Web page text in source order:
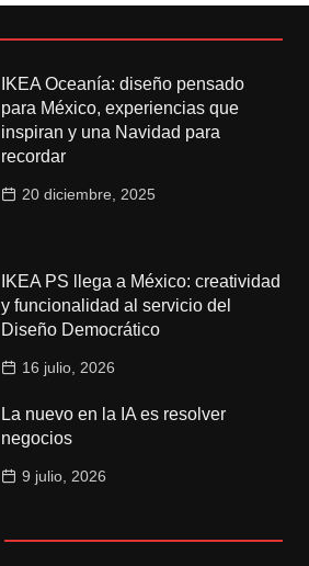
IKEA Oceanía: diseño pensado
para México, experiencias que
inspiran y una Navidad para
recordar
20 diciembre, 2025
IKEA PS llega a México: creatividad
y funcionalidad al servicio del
Diseño Democrático
16 julio, 2026
La nuevo en la IA es resolver
negocios
9 julio, 2026